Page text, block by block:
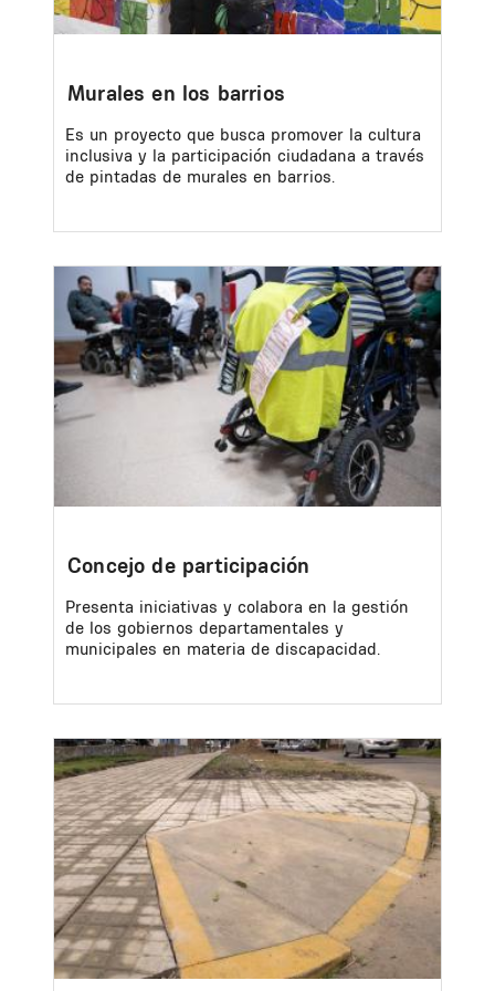
Murales en los barrios
Es un proyecto que busca promover la cultura
inclusiva y la participación ciudadana a través
de pintadas de murales en barrios.
Image
Concejo de participación
Presenta iniciativas y colabora en la gestión
de los gobiernos departamentales y
municipales en materia de discapacidad.
Image